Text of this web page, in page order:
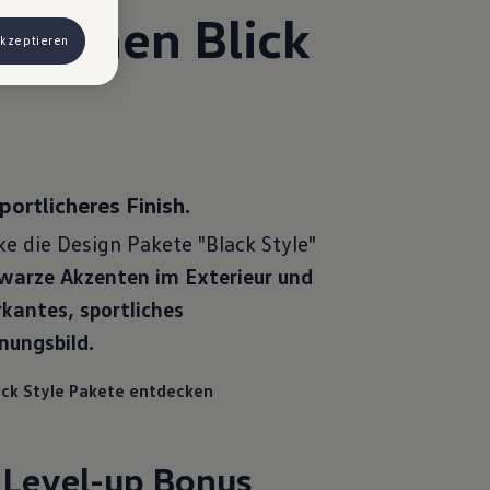
einen Blick
Finish.
die Design Pakete "Black Style"
Akzenten im Exterieur und
sportliches
Style Pakete entdecken
up Bonus
können